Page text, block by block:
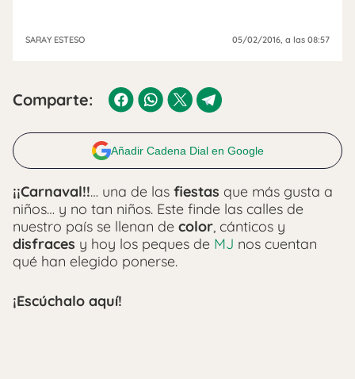
SARAY ESTESO 05/02/2016 , a las 08:57
Comparte:
Añadir Cadena Dial en Google
¡¡Carnaval!!… una de las fiestas que más gusta a
niños… y no tan niños. Este finde las calles de
nuestro país se llenan de color, cánticos y
disfraces y hoy los peques de MJ nos cuentan
qué han elegido ponerse.
¡Escúchalo aquí!